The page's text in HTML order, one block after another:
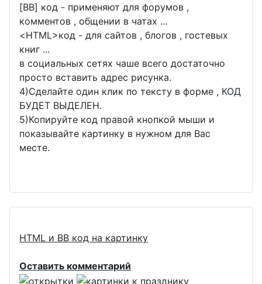
[BB] код - применяют для форумов ,
комментов , общении в чатах ...
<HTML>код - для сайтов , блогов , гостевых
книг ...
в социальных сетях чаше всего достаточно
просто вставить адрес рисунка.
4)Сделайте один клик по тексту в форме , КОД
БУДЕТ ВЫДЕЛЕН.
5)Копируйте код правой кнопкой мыши и
показывайте картинку в нужном для Вас
месте.
HTML и BB код на картинку
Оставить комментарий